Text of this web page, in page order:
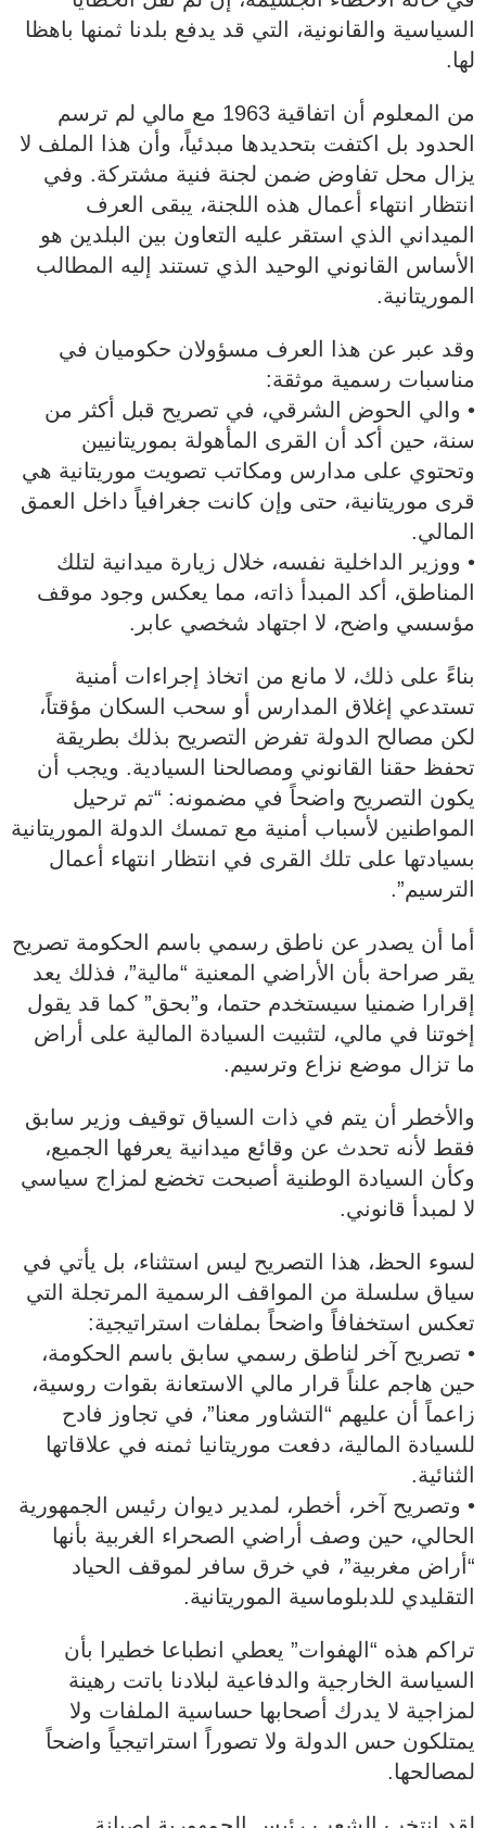
السياسية والقانونية، التي قد يدفع بلدنا ثمنها باهظا
لها.
من المعلوم أن اتفاقية 1963 مع مالي لم ترسم
الحدود بل اكتفت بتحديدها مبدئياً، وأن هذا الملف لا
يزال محل تفاوض ضمن لجنة فنية مشتركة. وفي
انتظار انتهاء أعمال هذه اللجنة، يبقى العرف
الميداني الذي استقر عليه التعاون بين البلدين هو
الأساس القانوني الوحيد الذي تستند إليه المطالب
الموريتانية.
وقد عبر عن هذا العرف مسؤولان حكوميان في
مناسبات رسمية موثقة:
• والي الحوض الشرقي، في تصريح قبل أكثر من
سنة، حين أكد أن القرى المأهولة بموريتانيين
وتحتوي على مدارس ومكاتب تصويت موريتانية هي
قرى موريتانية، حتى وإن كانت جغرافياً داخل العمق
المالي.
• ووزير الداخلية نفسه، خلال زيارة ميدانية لتلك
المناطق، أكد المبدأ ذاته، مما يعكس وجود موقف
مؤسسي واضح، لا اجتهاد شخصي عابر.
بناءً على ذلك، لا مانع من اتخاذ إجراءات أمنية
تستدعي إغلاق المدارس أو سحب السكان مؤقتاً،
لكن مصالح الدولة تفرض التصريح بذلك بطريقة
تحفظ حقنا القانوني ومصالحنا السيادية. ويجب أن
يكون التصريح واضحاً في مضمونه: “تم ترحيل
المواطنين لأسباب أمنية مع تمسك الدولة الموريتانية
بسيادتها على تلك القرى في انتظار انتهاء أعمال
الترسيم”.
أما أن يصدر عن ناطق رسمي باسم الحكومة تصريح
يقر صراحة بأن الأراضي المعنية “مالية”، فذلك يعد
إقرارا ضمنيا سيستخدم حتما، و”بحق” كما قد يقول
إخوتنا في مالي، لتثبيت السيادة المالية على أراض
ما تزال موضع نزاع وترسيم.
والأخطر أن يتم في ذات السياق توقيف وزير سابق
فقط لأنه تحدث عن وقائع ميدانية يعرفها الجميع،
وكأن السيادة الوطنية أصبحت تخضع لمزاج سياسي
لا لمبدأ قانوني.
لسوء الحظ، هذا التصريح ليس استثناء، بل يأتي في
سياق سلسلة من المواقف الرسمية المرتجلة التي
تعكس استخفافاً واضحاً بملفات استراتيجية:
• تصريح آخر لناطق رسمي سابق باسم الحكومة،
حين هاجم علناً قرار مالي الاستعانة بقوات روسية،
زاعماً أن عليهم “التشاور معنا”، في تجاوز فادح
للسيادة المالية، دفعت موريتانيا ثمنه في علاقاتها
الثنائية.
• وتصريح آخر، أخطر، لمدير ديوان رئيس الجمهورية
الحالي، حين وصف أراضي الصحراء الغربية بأنها
“أراض مغربية”، في خرق سافر لموقف الحياد
التقليدي للدبلوماسية الموريتانية.
تراكم هذه “الهفوات” يعطي انطباعا خطيرا بأن
السياسة الخارجية والدفاعية لبلادنا باتت رهينة
لمزاجية لا يدرك أصحابها حساسية الملفات ولا
يمتلكون حس الدولة ولا تصوراً استراتيجياً واضحاً
لمصالحها.